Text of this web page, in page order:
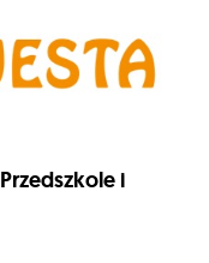
i